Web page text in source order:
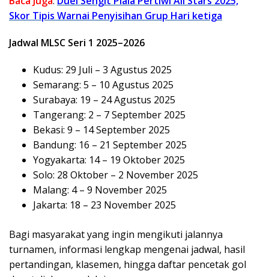
Skor Tipis Warnai Penyisihan Grup Hari ketiga
Jadwal MLSC Seri 1 2025–2026
Kudus: 29 Juli – 3 Agustus 2025
Semarang: 5 – 10 Agustus 2025
Surabaya: 19 – 24 Agustus 2025
Tangerang: 2 – 7 September 2025
Bekasi: 9 – 14 September 2025
Bandung: 16 – 21 September 2025
Yogyakarta: 14 – 19 Oktober 2025
Solo: 28 Oktober – 2 November 2025
Malang: 4 – 9 November 2025
Jakarta: 18 – 23 November 2025
Bagi masyarakat yang ingin mengikuti jalannya
turnamen, informasi lengkap mengenai jadwal, hasil
pertandingan, klasemen, hingga daftar pencetak gol